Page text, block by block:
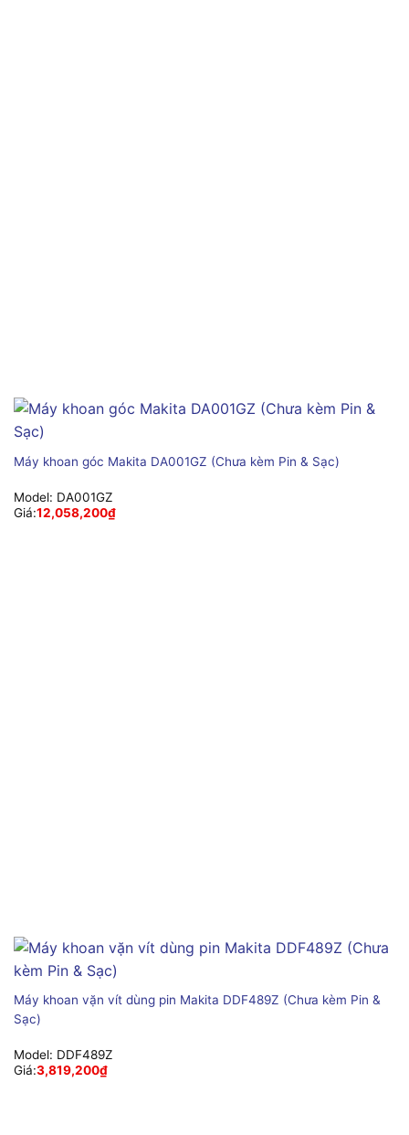
Máy khoan góc Makita DA001GZ (Chưa kèm Pin & Sạc)
Model: DA001GZ
Giá:12,058,200₫
Máy khoan vặn vít dùng pin Makita DDF489Z (Chưa kèm Pin &
Sạc)
Model: DDF489Z
Giá:3,819,200₫